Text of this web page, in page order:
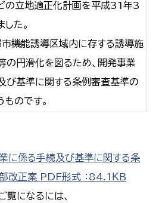
の立地適正化計画を平成31年3
た。
機能誘導区域内に存する誘導施
の円滑化を図るため、開発事業
び基準に関する条例審査基準の
ものです。
に係る手続及び基準に関する条
改正案 PDF形式 ：84.1ＫＢ
覧になるには、